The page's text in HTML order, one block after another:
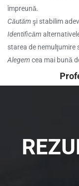
împreună.
Căutăm şi stabilim
Identificăm
starea de nemulţumire
Alegem cea mai bună